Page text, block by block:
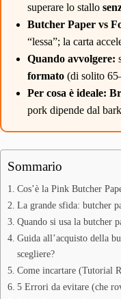
superare lo stallo
Butcher Paper vs
“lessa”; la carta
Quando avvolgere:
formato (di solito
Per cosa è ideale:
pork dipende dal
Sommario
Cos’è la Pink Butcher
La grande sfida: butcher
Quando si usa la butcher
Guida all’acquisto della
scegliere?
Come incartare (Tutorial
5 Errori da evitare (che